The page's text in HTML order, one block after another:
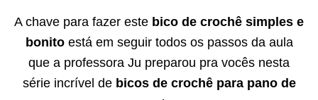
A chave para fazer este bico de crochê simples e
bonitoestá em seguir todos os passos da aula
que a professora Ju preparou pra vocês nesta
série incrível de bicos de crochê para pano de